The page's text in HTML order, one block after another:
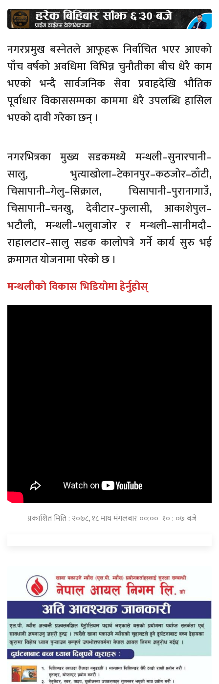
नगरप्रमुख बस्नेतले आफूहरू निर्वाचित भएर आएको
पाँच वर्षको अवधिमा विभिन्न चुनौतीका बीच धेरै काम
भएको भन्दै सार्वजनिक सेवा प्रवाहदेखि भौतिक
पूर्वाधार विकाससम्मका काममा धेरै उपलब्धि हासिल
भएको दावी गरेका छन् ।
नगरभित्रका मुख्य सडकमध्ये मन्थली–सुनारपानी–
सालु, भुत्याखोला–टेकानपुर–कठजोर–ठाँटी,
चिसापानी–गेलु–सिक्राल, चिसापानी–पुरानागाउँ,
चिसापानी–चनखु, देवीटार–फुलासी, आकाशेपुल–
भटौली, मन्थली–भलुवाजोर र मन्थली–सानीमदौ–
राहालटार–सालु सडक कालोपत्रे गर्ने कार्य सुरु भई
क्रमागत योजनामा परेको छ ।
मन्थलीकाे विकास भिडियाेमा हेर्नुहाेस्
प्रकाशित मिति : २०७८, १८ माघ मंगलबार ००:०० १० : ०७ बजे